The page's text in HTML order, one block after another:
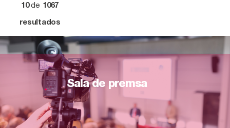
10de 1067
resultados
Sala de premsa